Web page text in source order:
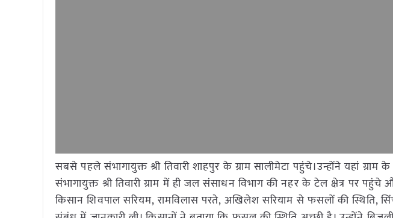
सबसे पहले संभागायुक्त श्री तिवारी शाहपुर के ग्राम सालीमेटा पहुंचे।उन्होंने यहां
संभागायुक्त श्री तिवारी ग्राम में ही जल संसाधन विभाग की नहर के टेल क्षेत्र पर पहुंचे
किसान शिवपाल सरियम, रामविलास परते, अखिलेश सरियाम से फसलों की स्थिति,